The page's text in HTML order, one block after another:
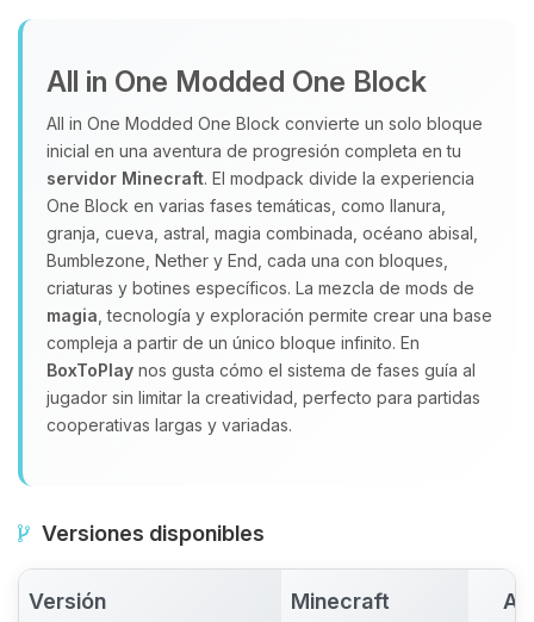
All in One Modded One Block
All in One Modded One Block convierte un solo bloque
inicial en una aventura de progresión completa en tu
servidor Minecraft. El modpack divide la experiencia
One Block en varias fases temáticas, como llanura,
granja, cueva, astral, magia combinada, océano abisal,
Bumblezone, Nether y End, cada una con bloques,
criaturas y botines específicos. La mezcla de mods de
magia , tecnología y exploración permite crear una base
compleja a partir de un único bloque infinito. En
BoxToPlay nos gusta cómo el sistema de fases guía al
jugador sin limitar la creatividad, perfecto para partidas
cooperativas largas y variadas.
Versiones disponibles
Versión Minecraft
06/08/2026 16:19